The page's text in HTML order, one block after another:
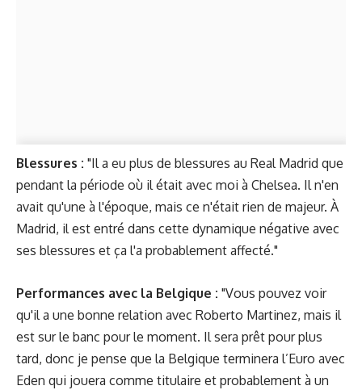
Blessures : "Il a eu plus de blessures au Real Madrid que
pendant la période où il était avec moi à Chelsea. Il n'en
avait qu'une à l'époque, mais ce n'était rien de majeur. À
Madrid, il est entré dans cette dynamique négative avec
ses blessures et ça l'a probablement affecté."
Performances avec la Belgique : "Vous pouvez voir
qu'il a une bonne relation avec Roberto Martinez, mais il
est sur le banc pour le moment. Il sera prêt pour plus
tard, donc je pense que la Belgique terminera l’Euro avec
Eden qui jouera comme titulaire et probablement à un